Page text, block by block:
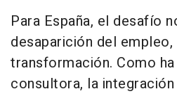
Para España, el desafío
desaparición del empleo,
transformación. Como
consultora, la